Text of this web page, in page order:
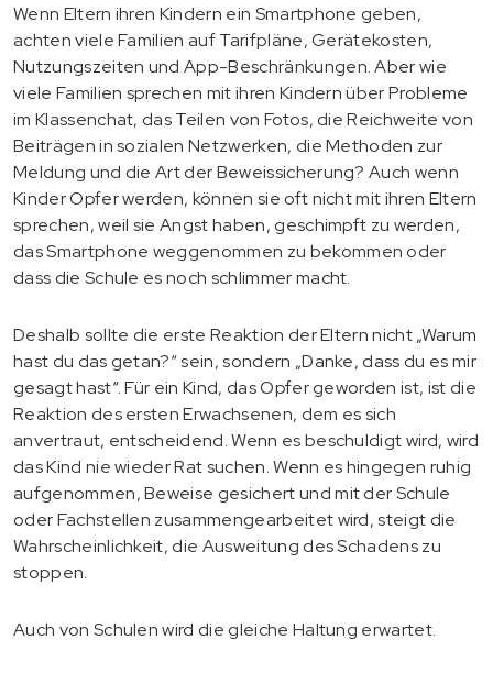
Wenn Eltern ihren Kindern ein Smartphone geben,
achten viele Familien auf Tarifpläne, Gerätekosten,
Nutzungszeiten und App-Beschränkungen. Aber wie
viele Familien sprechen mit ihren Kindern über Probleme
im Klassenchat, das Teilen von Fotos, die Reichweite von
Beiträgen in sozialen Netzwerken, die Methoden zur
Meldung und die Art der Beweissicherung? Auch wenn
Kinder Opfer werden, können sie oft nicht mit ihren Eltern
sprechen, weil sie Angst haben, geschimpft zu werden,
das Smartphone weggenommen zu bekommen oder
dass die Schule es noch schlimmer macht.
Deshalb sollte die erste Reaktion der Eltern nicht „Warum
hast du das getan?“ sein, sondern „Danke, dass du es mir
gesagt hast“. Für ein Kind, das Opfer geworden ist, ist die
Reaktion des ersten Erwachsenen, dem es sich
anvertraut, entscheidend. Wenn es beschuldigt wird, wird
das Kind nie wieder Rat suchen. Wenn es hingegen ruhig
aufgenommen, Beweise gesichert und mit der Schule
oder Fachstellen zusammengearbeitet wird, steigt die
Wahrscheinlichkeit, die Ausweitung des Schadens zu
stoppen.
Auch von Schulen wird die gleiche Haltung erwartet.